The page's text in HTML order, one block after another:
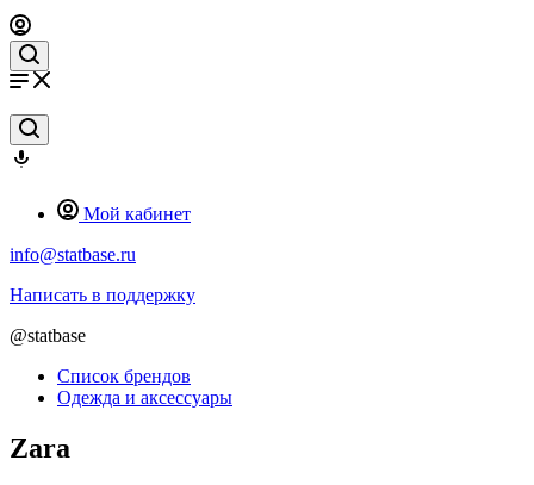
Мой кабинет
info@statbase.ru
Написать в поддержку
@statbase
Список брендов
Одежда и аксессуары
Zara